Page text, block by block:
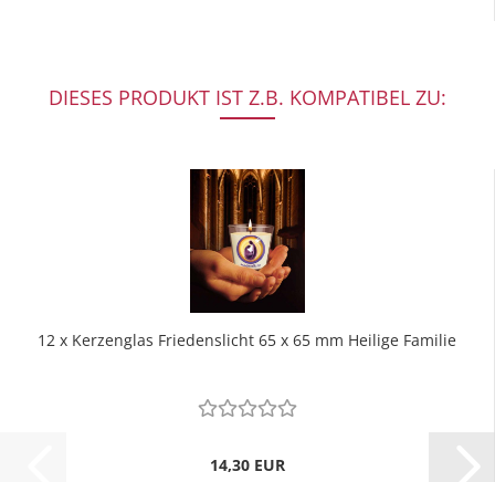
DIESES PRODUKT IST Z.B. KOMPATIBEL ZU:
12 x Kerzenglas Friedenslicht 65 x 65 mm Heilige Familie
14,30 EUR